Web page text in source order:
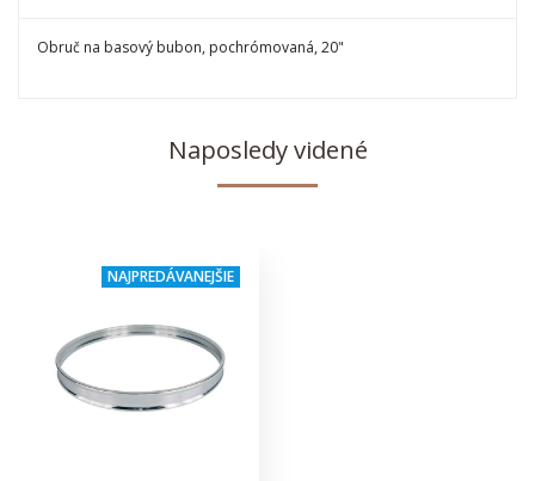
Obruč na basový bubon, pochrómovaná, 20"
Naposledy videné
NAJPREDÁVANEJŠIE